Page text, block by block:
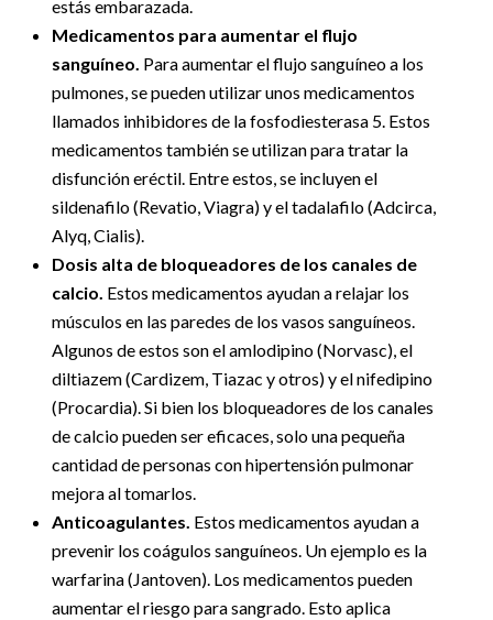
estás embarazada.
Medicamentos para aumentar el flujo
sanguíneo. Para aumentar el flujo sanguíneo a los
pulmones, se pueden utilizar unos medicamentos
llamados inhibidores de la fosfodiesterasa 5. Estos
medicamentos también se utilizan para tratar la
disfunción eréctil. Entre estos, se incluyen el
sildenafilo (Revatio, Viagra) y el tadalafilo (Adcirca,
Alyq, Cialis).
Dosis alta de bloqueadores de los canales de
calcio. Estos medicamentos ayudan a relajar los
músculos en las paredes de los vasos sanguíneos.
Algunos de estos son el amlodipino (Norvasc), el
diltiazem (Cardizem, Tiazac y otros) y el nifedipino
(Procardia). Si bien los bloqueadores de los canales
de calcio pueden ser eficaces, solo una pequeña
cantidad de personas con hipertensión pulmonar
mejora al tomarlos.
Anticoagulantes. Estos medicamentos ayudan a
prevenir los coágulos sanguíneos. Un ejemplo es la
warfarina (Jantoven). Los medicamentos pueden
aumentar el riesgo para sangrado. Esto aplica